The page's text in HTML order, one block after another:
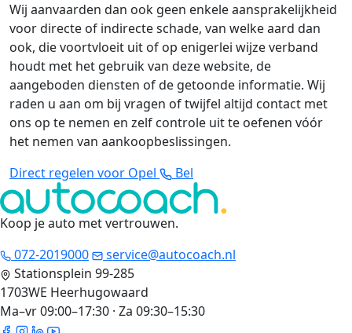
Wij aanvaarden dan ook geen enkele aansprakelijkheid
voor directe of indirecte schade, van welke aard dan
ook, die voortvloeit uit of op enigerlei wijze verband
houdt met het gebruik van deze website, de
aangeboden diensten of de getoonde informatie. Wij
raden u aan om bij vragen of twijfel altijd contact met
ons op te nemen en zelf controle uit te oefenen vóór
het nemen van aankoopbeslissingen.
Direct regelen voor Opel
Bel
Koop je auto met vertrouwen.
072-2019000
service@autocoach.nl
Stationsplein 99-285
1703WE Heerhugowaard
Ma–vr 09:00–17:30 · Za 09:30–15:30